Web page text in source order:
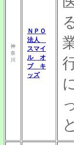
神
奈
川
ＮＰＯ
法人
スマイ
ル オ
ブ キ
ッズ